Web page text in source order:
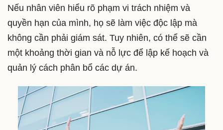
Nếu nhân viên hiểu rõ phạm vi trách nhiệm và
quyền hạn của mình, họ sẽ làm việc độc lập mà
không cần phải giám sát. Tuy nhiên, có thể sẽ cần
một khoảng thời gian và nỗ lực để lập kế hoạch và
quản lý cách phân bổ các dự án.